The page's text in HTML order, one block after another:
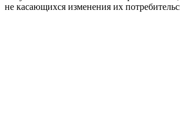
не касающихся изменения их